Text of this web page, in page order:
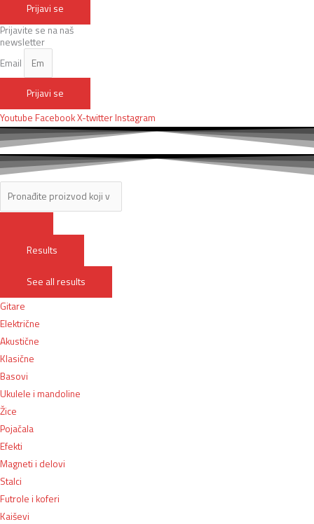
Prijavi se
Prijavite se na naš
newsletter
Email
Prijavi se
Youtube FacebookX-twitter Instagram
Results
See all results
Gitare
Električne
Akustične
Klasične
Basovi
Ukulele i mandoline
Žice
Pojačala
Efekti
Magneti i delovi
Stalci
Futrole i koferi
Kaiševi